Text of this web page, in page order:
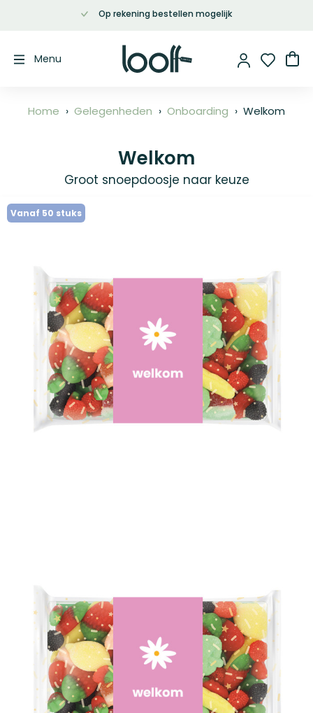
inhoud
100% veilige gegevensverwerking
Menu
Home Gelegenheden Onboarding Welkom
Welkom
Groot snoepdoosje naar keuze
Ga
naar
afbeeldingen-
Vanaf 50 stuks